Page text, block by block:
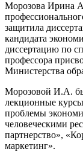
Морозова Ирина
защитила
кандидата
диссертацию по
профессора
Министерства
Морозовой И.А.
лекционные
проблемы
человеческими
партнерство»,
маркетинг».